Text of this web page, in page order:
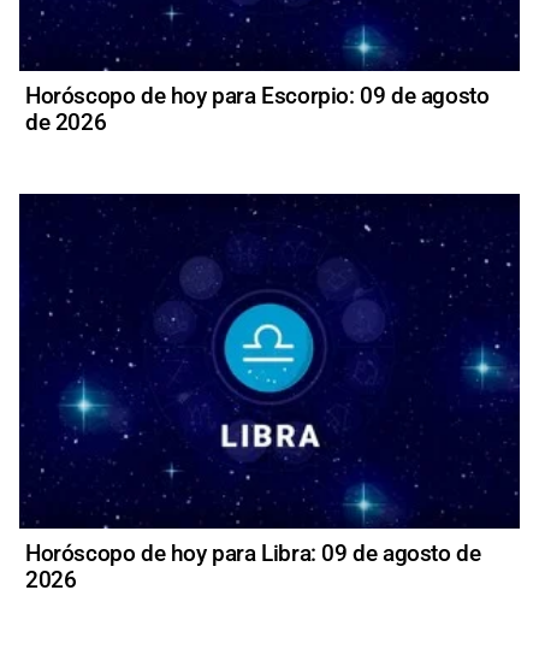
Horóscopo de hoy para Escorpio: 09 de agosto
de 2026
Horóscopo de hoy para Libra: 09 de agosto de
2026